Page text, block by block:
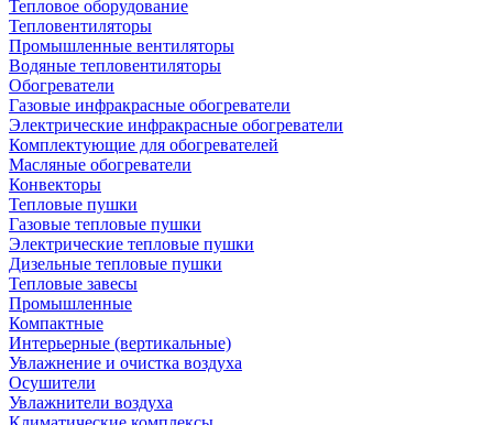
Тепловое оборудование
Тепловентиляторы
Промышленные вентиляторы
Водяные тепловентиляторы
Обогреватели
Газовые инфракрасные обогреватели
Электрические инфракрасные обогреватели
Комплектующие для обогревателей
Масляные обогреватели
Конвекторы
Тепловые пушки
Газовые тепловые пушки
Электрические тепловые пушки
Дизельные тепловые пушки
Тепловые завесы
Промышленные
Компактные
Интерьерные (вертикальные)
Увлажнение и очистка воздуха
Осушители
Увлажнители воздуха